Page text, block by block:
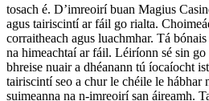
tosach é. D’imreoirí buan Magius
agus tairiscintí ar fáil go rialta.
corraitheach agus luachmhar. Tá
na himeachtaí ar fáil. Léiríonn sé sin
bhreise nuair a dhéanann tú íocaíocht
tairiscintí seo a chur le chéile le hábhar
suimeanna na n-imreoirí san áireamh.